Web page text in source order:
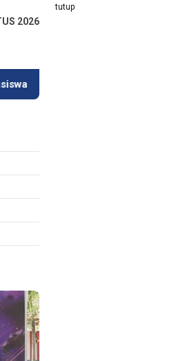
tutup
2026
Universitas Indonesia Jalani